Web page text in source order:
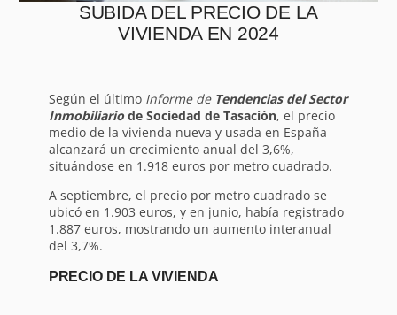
SUBIDA DEL PRECIO DE LA
VIVIENDA EN 2024
Según el último Informe de Tendencias del Sector
Inmobiliariode Sociedad de Tasación, el precio
medio de la vivienda nueva y usada en España
alcanzará un crecimiento anual del 3,6%,
situándose en 1.918 euros por metro cuadrado.
A septiembre, el precio por metro cuadrado se
ubicó en 1.903 euros, y en junio, había registrado
1.887 euros, mostrando un aumento interanual
del 3,7%.
PRECIO DE LA VIVIENDA